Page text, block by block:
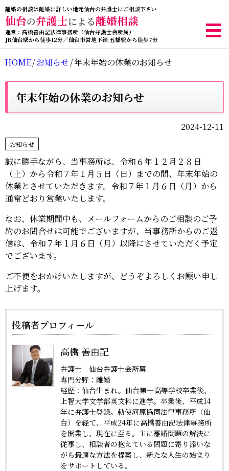
離婚の相談は離婚に詳しい地元仙台の弁護士にご相談下さい
仙台の弁護士による離婚相談
運営：高橋善由記法律事務所（仙台弁護士会所属）
JR仙台駅から徒歩12分／仙台市営地下鉄 五橋駅から徒歩7分
HOME/お知らせ/年末年始の休業のお知らせ
年末年始の休業のお知らせ
2024-12-11
お知らせ
誠に勝手ながら、当事務所は、令和６年１２月２８日
（土）から令和７年１月５日（日）までの間、年末年始の
休業とさせていただきます。令和７年１月６日（月）から
通常どおり営業いたします。
なお、休業期間中も、メールフォームからのご相談のご予
約のお問合せは可能でございますが、当事務所からのご返
信は、令和７年１月６日（月）以降にさせていただく予定
でございます。
ご不便をおかけいたしますが、どうぞよろしくお願い申し
上げます。
投稿者プロフィール
高橋 善由記
弁護士 仙台弁護士会所属
専門分野：離婚
経歴：仙台生まれ。仙台第一高等学校卒業後、
上智大学文学部英文科に進学。卒業後、平成14
年に弁護士登録。勅使河原協同法律事務所（仙
台）を経て、平成24年に高橋善由記法律事務所
を開業し、現在に至る。主に離婚問題の解決に
従事し、相談者の抱えている問題に寄り添いな
がら最適な方法を提案し、新たな人生の始まり
をサポートしている。